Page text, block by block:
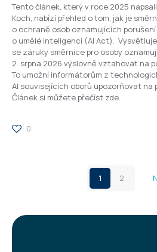
Tento článek, který v roce 2025
Koch, nabízí přehled o tom, jak je
o ochraně osob oznamujících
o umělé inteligenci (AI Act).
se záruky směrnice pro osoby
2. srpna 2026 výslovně vztahovat na
To umožní informátorům z
AI souvisejících oborů upozorňovat
Článek si můžete přečíst zde.
0
1 2